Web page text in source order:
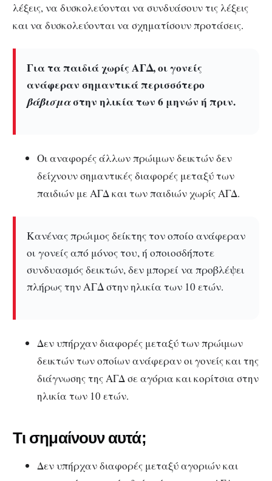
λέξεις, να δυσκολεύονται να συνδυάσουν τις λέξεις
και να δυσκολεύονται να σχηματίσουν προτάσεις.
Για τα παιδιά χωρίς ΑΓΔ, οι γονείς
ανάφεραν σημαντικά περισσότερο
βάβισμαστην ηλικία των 6 μηνών ή πριν.
Οι αναφορές άλλων πρώιμων δεικτών δεν
δείχνουν σημαντικές διαφορές μεταξύ των
παιδιών με ΑΓΔ και των παιδιών χωρίς ΑΓΔ.
Κανένας πρώιμος δείκτης τον οποίο ανάφεραν
οι γονείς από μόνος του, ή οποιοσδήποτε
συνδυασμός δεικτών, δεν μπορεί να προβλέψει
πλήρως την ΑΓΔ στην ηλικία των 10 ετών.
Δεν υπήρχαν διαφορές μεταξύ των πρώιμων
δεικτών των οποίων ανάφεραν οι γονείς και της
διάγνωσης της ΑΓΔ σε αγόρια και κορίτσια στην
ηλικία των 10 ετών.
Τι σημαίνουν αυτά;
Δεν υπήρχαν διαφορές μεταξύ αγοριών και